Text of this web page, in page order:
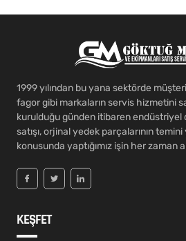
1999 yılından bu yana sektörde
fagor gibi markaların servis hizmetini
kurulduğu günden itibaren endüstriyel
satışı, orjinal yedek parçalarının
konusunda yaptığımız işin her zaman
KEŞFET